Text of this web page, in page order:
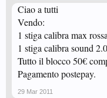
Ciao a tutti
Vendo:
1 stiga calibra max
1 stiga calibra sound
Tutto il blocco 50€
Pagamento postepay.
29 Mar 2011